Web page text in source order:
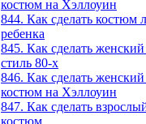
костюм на Хэллоуин
844. Как сделать костюм
ребенка
845. Как сделать
стиль 80-х
846. Как сделать
костюм на Хэллоуин
847. Как сделать
костюм